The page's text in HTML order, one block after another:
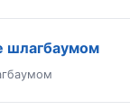
шлагбаумом